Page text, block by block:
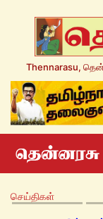
Thennarasu,
செய்திகள்